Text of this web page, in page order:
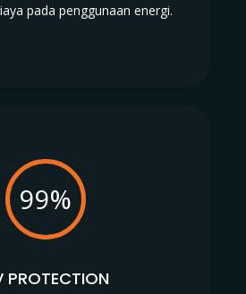
pada penggunaan energi.
99%
PROTECTION